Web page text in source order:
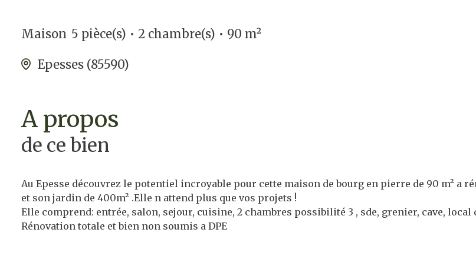
Maison 5 pièce(s) 2 chambre(s) 90 m²
Epesses (85590)
a propos
de ce bien
Au Epesse découvrez le potentiel incroyable pour cette maison de bourg en pierre de 90 m² a
et son jardin de 400m² .Elle n attend plus que vos projets !
Elle comprend: entrée, salon, sejour, cuisine, 2 chambres possibilité 3 , sde, grenier, cave, local
Rénovation totale et bien non soumis a DPE